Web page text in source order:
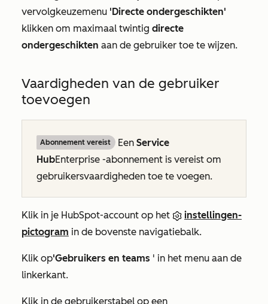
vervolgkeuzemenu 'Directe ondergeschikten'
klikken om maximaal twintig directe
ondergeschikten aan de gebruiker toe te wijzen.
Vaardigheden van de gebruiker
toevoegen
Abonnement vereist Een Service
HubEnterprise -abonnement is vereist om
gebruikersvaardigheden toe te voegen.
Klik in je HubSpot-account op het
instellingen-
pictogram in de bovenste navigatiebalk.
Klik op'Gebruikers en teams ' in het menu aan de
linkerkant.
Klik in de gebruikerstabel op een